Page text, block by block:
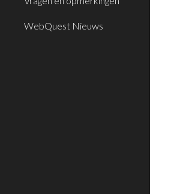
WebQuest Nieuws